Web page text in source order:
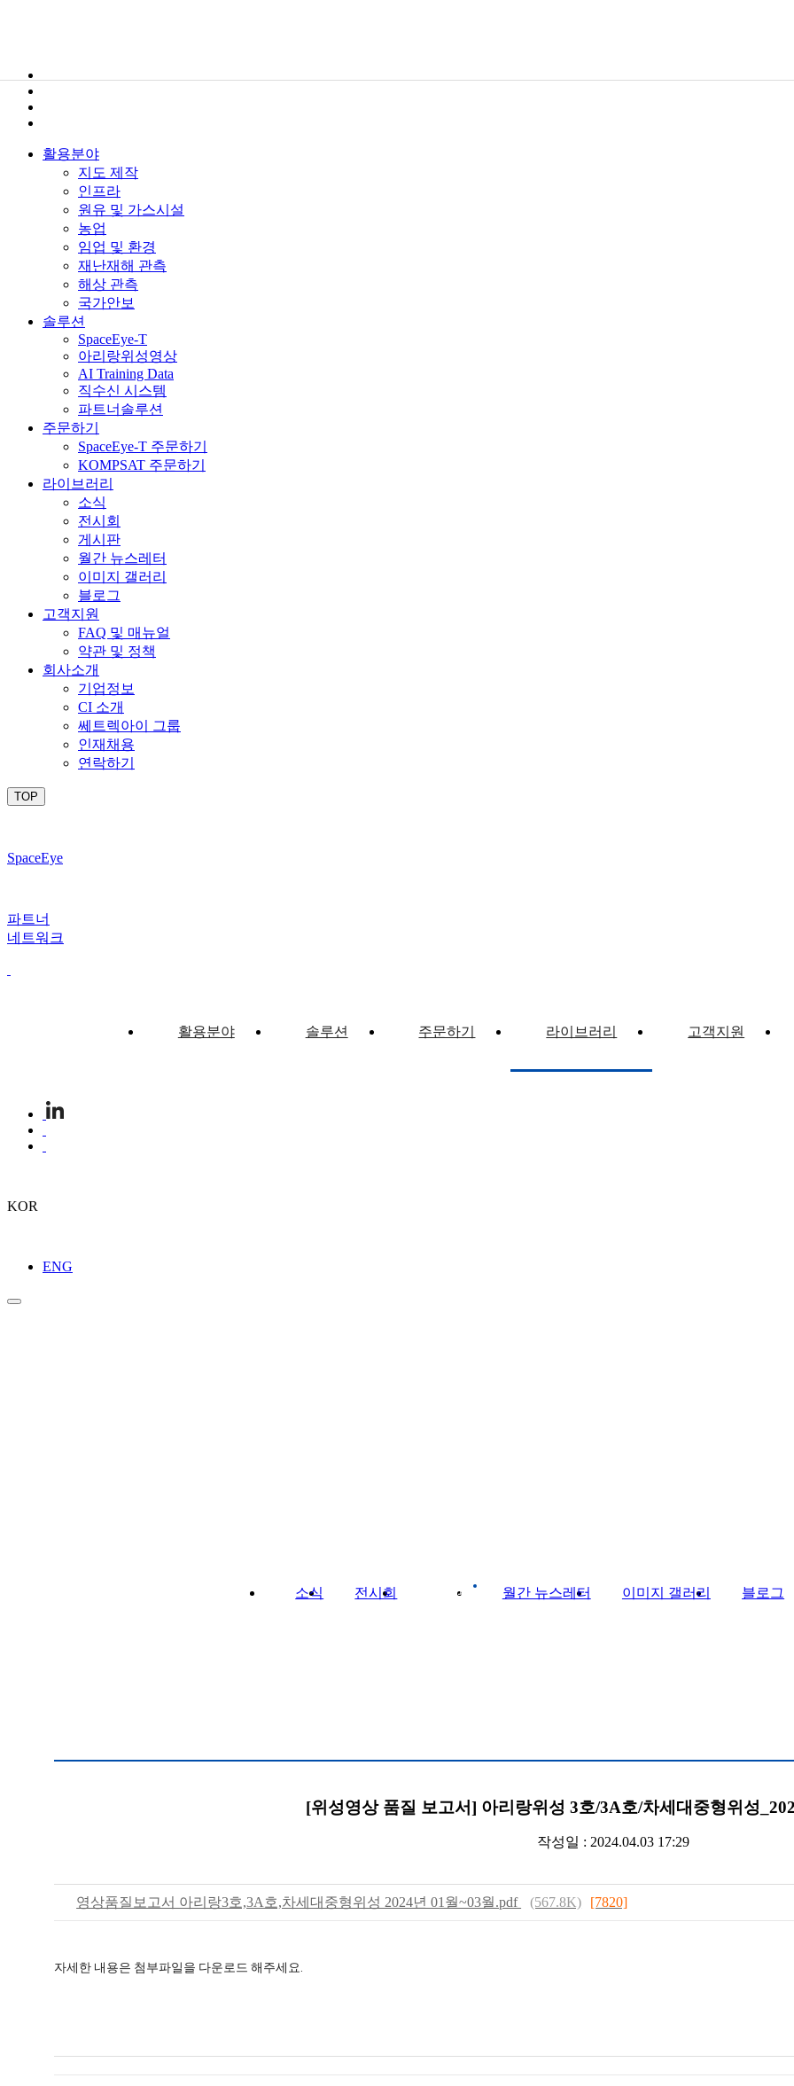
활용분야
지도 제작
인프라
원유 및 가스시설
농업
임업 및 환경
재난재해 관측
해상 관측
국가안보
솔루션
SpaceEye-T
아리랑위성영상
AI Training Data
직수신 시스템
파트너솔루션
주문하기
SpaceEye-T 주문하기
KOMPSAT 주문하기
라이브러리
소식
전시회
게시판
월간 뉴스레터
이미지 갤러리
블로그
고객지원
FAQ 및 매뉴얼
약관 및 정책
회사소개
기업정보
CI 소개
쎄트렉아이 그룹
인재채용
연락하기
TOP
SpaceEye
파트너
네트워크
활용분야 솔루션 주문하기 라이브러리 고객지원
KOR
ENG
소식 전시회 게시판 월간 뉴스레터 이미지 갤러리 블로그
[위성영상 품질 보고서] 아리랑위성 3호/3A호/차세대중형위성
작성일 : 2024.04.03 17:29
영상품질보고서 아리랑3호,3A호,차세대중형위성 2024년 01월~03월.pdf (567.8K) [7820]
자세한 내용은 첨부파일을 다운로드 해주세요.